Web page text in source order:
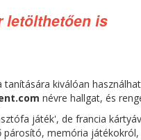
letölthetően is
kiválóan
névre hallgat, és
játék', de francia
memória